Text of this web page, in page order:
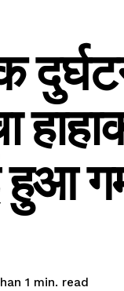
हुआ
1 min. read